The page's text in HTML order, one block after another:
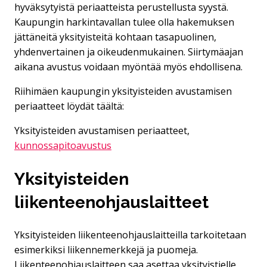
hyväksytyistä periaatteista perustellusta syystä.
Kaupungin harkintavallan tulee olla hakemuksen
jättäneitä yksityisteitä kohtaan tasapuolinen,
yhdenvertainen ja oikeudenmukainen. Siirtymäajan
aikana avustus voidaan myöntää myös ehdollisena.
Riihimäen kaupungin yksityisteiden avustamisen
periaatteet löydät täältä:
Yksityisteiden avustamisen periaatteet,
kunnossapitoavustus
Yksityisteiden
liikenteenohjauslaitteet
Yksityisteiden liikenteenohjauslaitteilla tarkoitetaan
esimerkiksi liikennemerkkejä ja puomeja.